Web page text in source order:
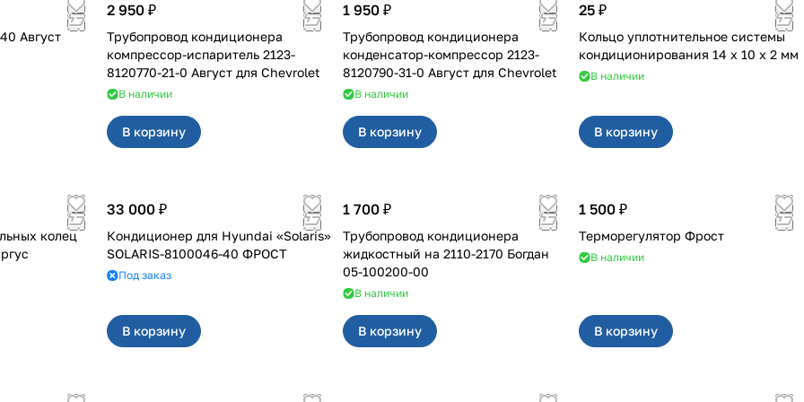
для 6540 Август
2 950 ₽
Трубопровод кондиционера
компрессор-испаритель 2123-
8120770-21-0 Август для Chevrolet
В наличии
В корзину
1 950 ₽
Трубопровод кондиционера
конденсатор-компрессор 2123-
8120790-31-0 Август для Chevrolet
В наличии
В корзину
25 ₽
Кольцо уплотнительное системы
кондиционирования 14 х 10 х 2 мм
В наличии
В корзину
колец
на Ларгус
33 000 ₽
Кондиционер для Hyundai «Solaris»
SOLARIS-8100046-40 ФРОСТ
Под заказ
В корзину
1 700 ₽
Трубопровод кондиционера
жидкостный на 2110-2170 Богдан
05-100200-00
В наличии
В корзину
1 500 ₽
Терморегулятор Фрост
В наличии
В корзину